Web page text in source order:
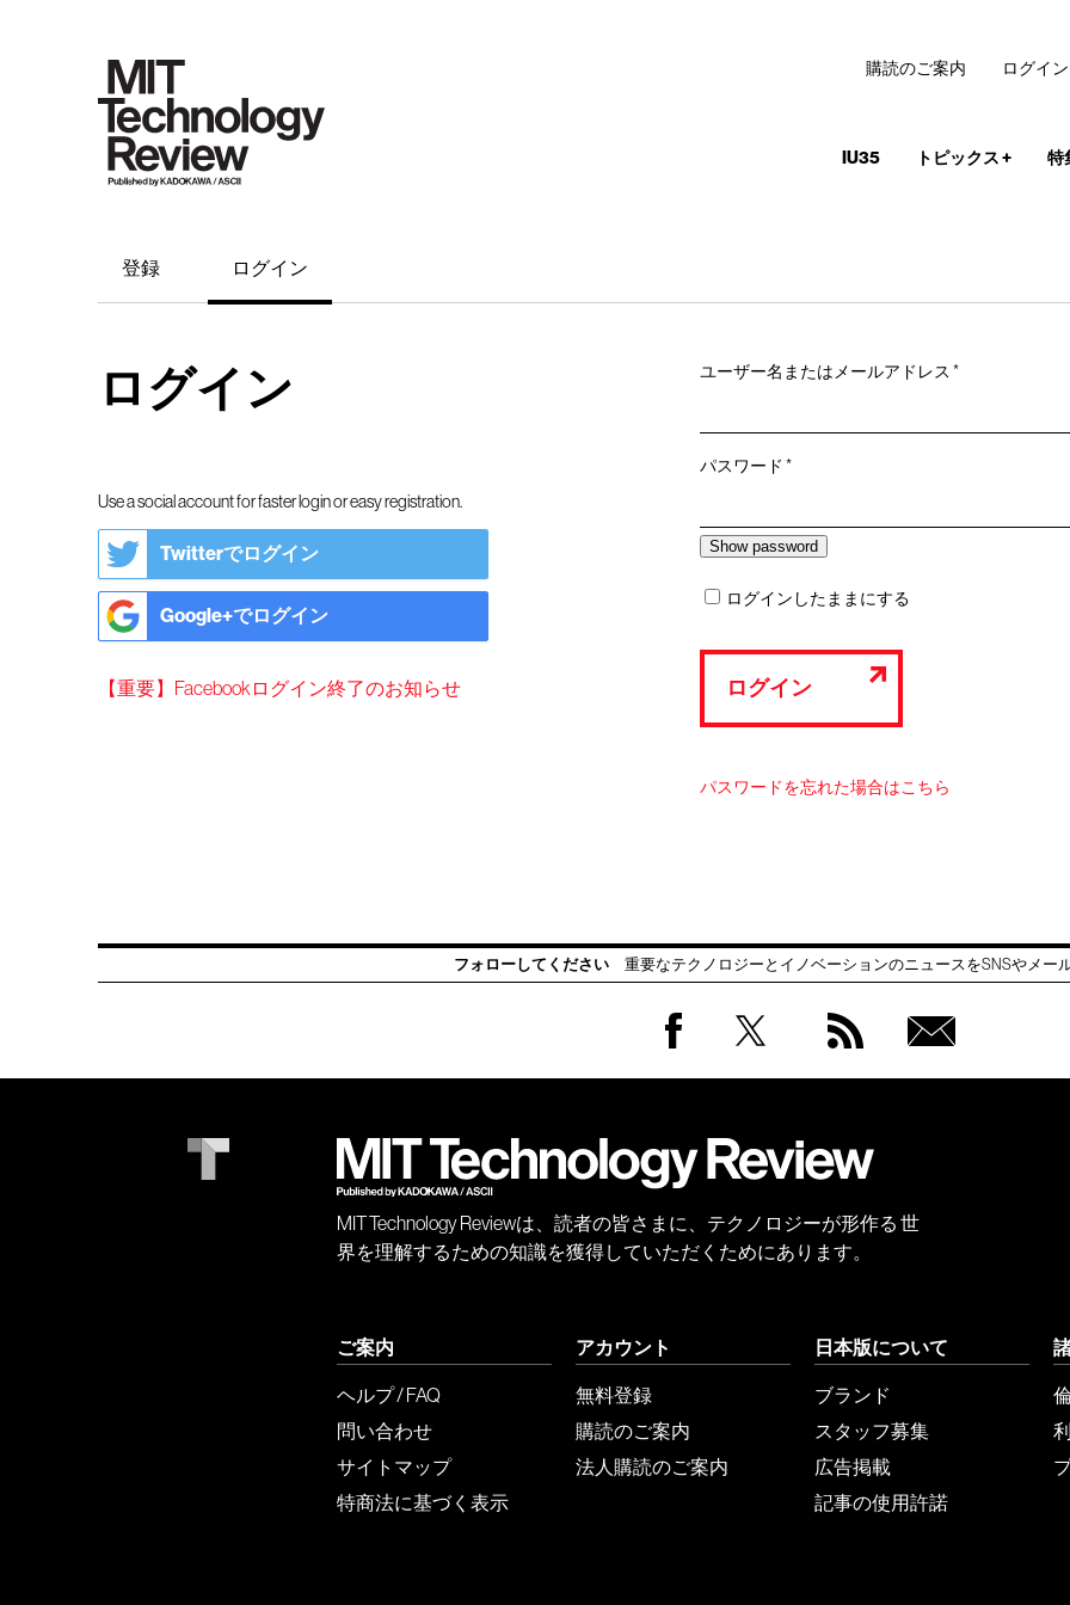
IU35 トピックス+ 特
購読のご案内 ログイン
登録 ログイン
ログイン
Use a social account for faster login or easy registration.
Twitterでログイン
Google+でログイン
【重要】Facebookログイン終了のお知らせ
ユーザー名またはメールアドレス*必
パスワード*必
ログインしたままにする
ログイン
パスワードを忘れた場合はこちら
フォローしてください 重要なテクノロジーとイノベーションのニュースをSNSやメー
会員
MIT Technology Reviewは、読者の皆さまに、テクノロジーが形作る 世
界を理解するための知識を獲得していただくためにあります。
ご案内
ヘルプ / FAQ
問い合わせ
サイトマップ
特商法に基づく表示
アカウント
無料登録
購読のご案内
法人購読のご案内
日本版について
ブランド
スタッフ募集
広告掲載
記事の使用許諾